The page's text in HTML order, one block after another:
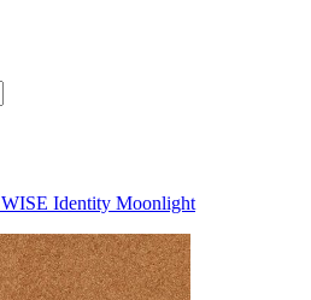
WISE Identity Moonlight